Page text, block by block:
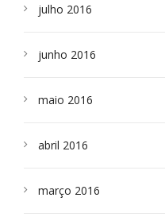
julho 2016
junho 2016
maio 2016
abril 2016
março 2016